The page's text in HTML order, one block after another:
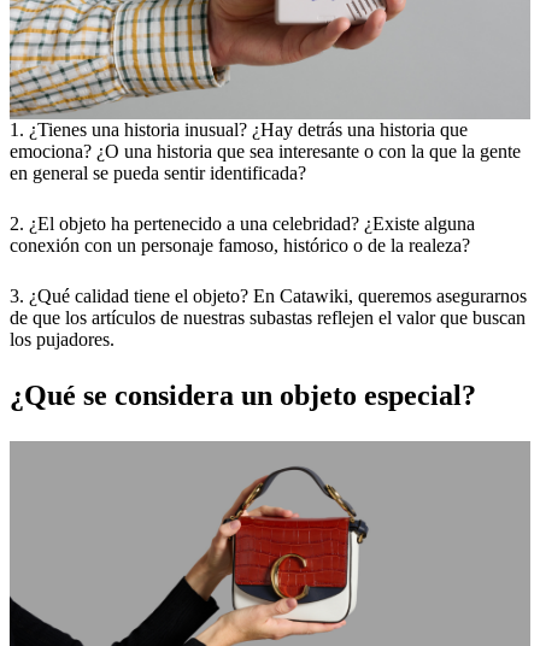
1. ¿Tienes una historia inusual? ¿Hay detrás una historia que
emociona? ¿O una historia que sea interesante o con la que la gente
en general se pueda sentir identificada?
2. ¿El objeto ha pertenecido a una celebridad? ¿Existe alguna
conexión con un personaje famoso, histórico o de la realeza?
3. ¿Qué calidad tiene el objeto? En Catawiki, queremos asegurarnos
de que los artículos de nuestras subastas reflejen el valor que buscan
los pujadores.
¿Qué se considera un objeto especial?